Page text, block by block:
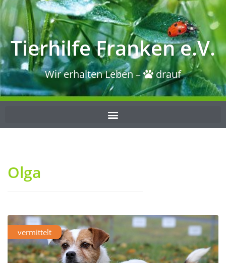
Tierhilfe Franken e.V.
Wir erhalten Leben – drauf
Olga
vermittelt